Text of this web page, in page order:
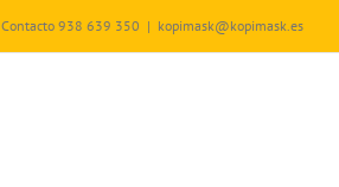
Contacto 938 639 350 | kopimask@kopimask.es